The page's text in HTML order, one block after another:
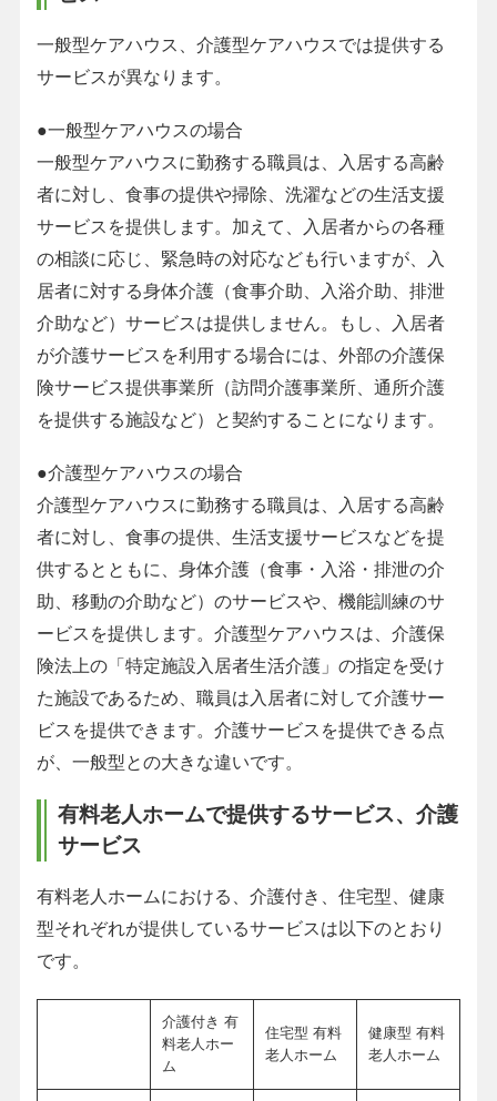
一般型ケアハウス、介護型ケアハウスでは提供する
サービスが異なります。
●一般型ケアハウスの場合
一般型ケアハウスに勤務する職員は、入居する高齢
者に対し、食事の提供や掃除、洗濯などの生活支援
サービスを提供します。加えて、入居者からの各種
の相談に応じ、緊急時の対応なども行いますが、入
居者に対する身体介護（食事介助、入浴介助、排泄
介助など）サービスは提供しません。もし、入居者
が介護サービスを利用する場合には、外部の介護保
険サービス提供事業所（訪問介護事業所、通所介護
を提供する施設など）と契約することになります。
●介護型ケアハウスの場合
介護型ケアハウスに勤務する職員は、入居する高齢
者に対し、食事の提供、生活支援サービスなどを提
供するとともに、身体介護（食事・入浴・排泄の介
助、移動の介助など）のサービスや、機能訓練のサ
ービスを提供します。介護型ケアハウスは、介護保
険法上の「特定施設入居者生活介護」の指定を受け
た施設であるため、職員は入居者に対して介護サー
ビスを提供できます。介護サービスを提供できる点
が、一般型との大きな違いです。
有料老人ホームで提供するサービス、介護
サービス
有料老人ホームにおける、介護付き、住宅型、健康
型それぞれが提供しているサービスは以下のとおり
です。
介護付き 有
料老人ホー
ム
住宅型 有料
老人ホーム
健康型 有料
老人ホーム